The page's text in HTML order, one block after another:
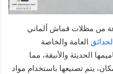
من مظلات قماش ألماني
العامة والخاصة
الحديثة والأنيقة، مما
يتم تصنيعها باستخدام مواد